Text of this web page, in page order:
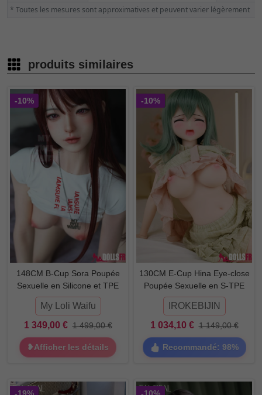
* Toutes les mesures sont approximatives et peuvent varier légèrement
produits similaires
-10%
148CM B-Cup Sora Poupée
Sexuelle en Silicone et TPE
My Loli Waifu
1 349,00 € 1 499,00 €
❥Afficher les détails
-10%
130CM E-Cup Hina Eye-close
Poupée Sexuelle en S-TPE
IROKEBIJIN
1 034,10 € 1 149,00 €
Recommandé: 98%